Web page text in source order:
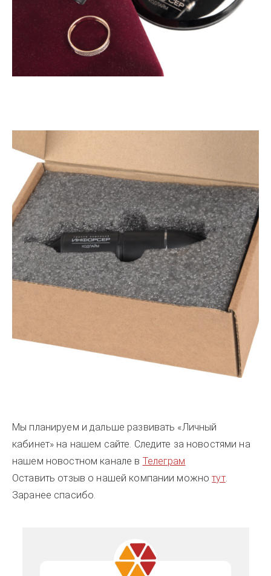
Мы планируем и дальше развивать «Личный
кабинет» на нашем сайте. Следите за новостями на
нашем новостном канале в Телеграм
Оставить отзыв о нашей компании можнотут.
Заранее спасибо.